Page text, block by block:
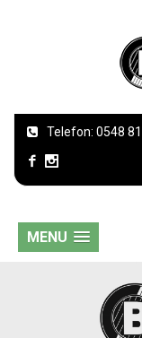
Telefon: 0548
MENU